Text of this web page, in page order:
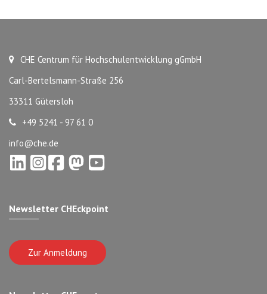
CHE Centrum für Hochschulentwicklung gGmbH
Carl-Bertelsmann-Straße 256
33311 Gütersloh
+49 5241 - 97 61 0
info@che.de
Newsletter CHEckpoint
Zur Anmeldung